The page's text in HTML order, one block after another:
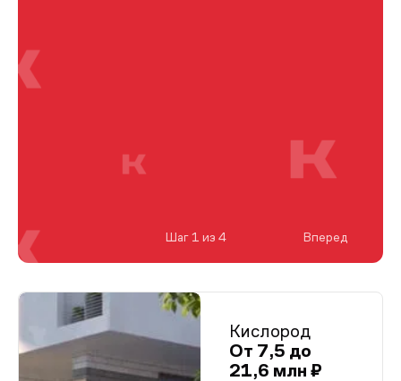
Кислород
От 7,5 до
21,6 млн ₽
Шаг 1 из 4 Вперед